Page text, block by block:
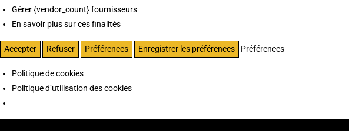
Gérer {vendor_count} fournisseurs
En savoir plus sur ces finalités
Accepter Refuser Préférences Enregistrer les préférences Préférences
Politique de cookies
Politique d’utilisation des cookies